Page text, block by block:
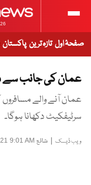
صفحۂ اول تازہ ترین پاکستان
عمان کی جانب سے
عمان آنے والے مسافروں
سرٹیفکیٹ دکھانا ہوگا۔
ویب ڈیسک | شائع 9:01 AM